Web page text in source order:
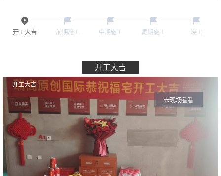
开工大吉 前期施工 中期施工 尾期施工 竣工
开工大吉
开工大吉
去现场看看